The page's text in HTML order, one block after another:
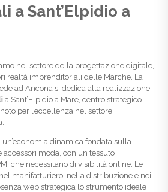
a Sant’Elpidio a
nel settore della progettazione digitale,
realtà imprenditoriali delle Marche. La
ad Ancona si dedica alla realizzazione
a Sant’Elpidio a Mare, centro strategico
per l’eccellenza nel settore
un’economia dinamica fondata sulla
moda, con un tessuto
che necessitano di visibilità online. Le
manifatturiero, nella distribuzione e nei
web strategica lo strumento ideale